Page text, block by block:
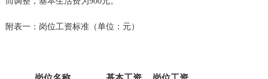
附表一：岗位工资标准（单位：元）